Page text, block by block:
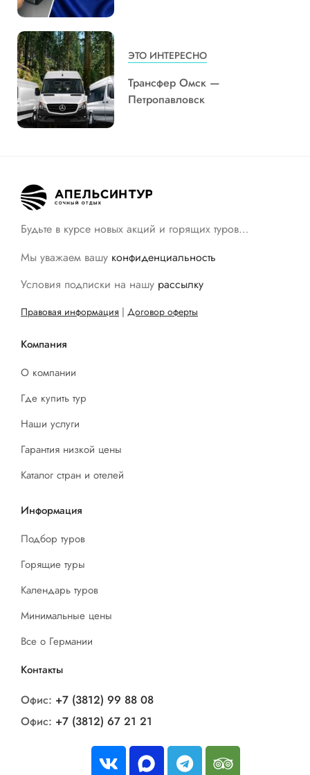
ЭТО ИНТЕРЕСНО
Трансфер Омск —
Петропавловск
Будьте в курсе новых акций и горящих туров…
Мы уважаем вашу конфиденциальность
Условия подписки на нашу рассылку
Правовая информация | Договор оферты
Компания
О компании
Где купить тур
Наши услуги
Гарантия низкой цены
Каталог стран и отелей
Информация
Подбор туров
Горящие туры
Календарь туров
Минимальные цены
Все о Германии
Контакты
Офис: +7 (3812) 99 88 08
Офис: +7 (3812) 67 21 21